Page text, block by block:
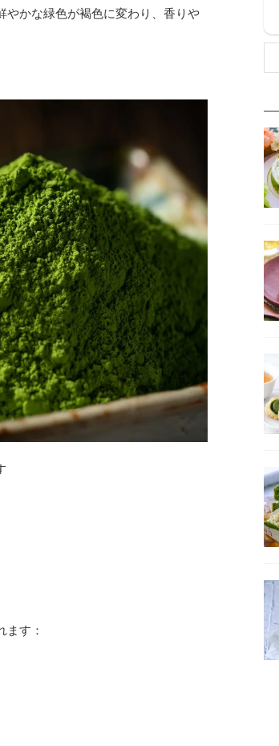
やかな緑色が褐色に変わり、香りや
す：